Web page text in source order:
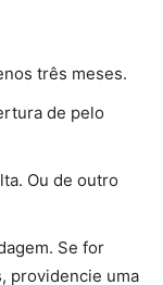
três meses.
de pelo
Ou de outro
Se for
providencie uma